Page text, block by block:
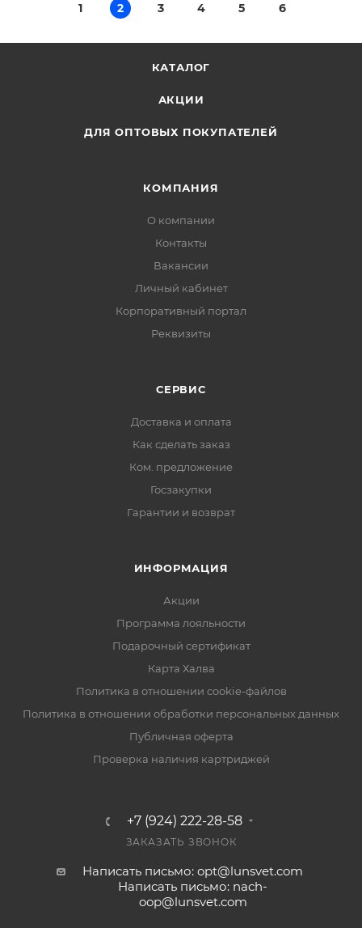
1 2 3 4 5 6
КАТАЛОГ
АКЦИИ
ДЛЯ ОПТОВЫХ ПОКУПАТЕЛЕЙ
КОМПАНИЯ
О компании
Контакты
Вакансии
Личный кабинет
Корпоративный портал
Реквизиты
СЕРВИС
Доставка и оплата
Как сделать заказ
Ком. предложение
Госзакупки
Гарантии и возврат
ИНФОРМАЦИЯ
Акции
Программа лояльности
Подарочный сертификат
Карта Халва
Политика в отношении cookie-файлов
Политика в отношении обработки персональных данных
Публичная оферта
Проверка наличия картриджей
+7 (924) 222-28-58
ЗАКАЗАТЬ ЗВОНОК
Написать письмо: opt@lunsvet.com
Написать письмо: nach-
oop@lunsvet.com